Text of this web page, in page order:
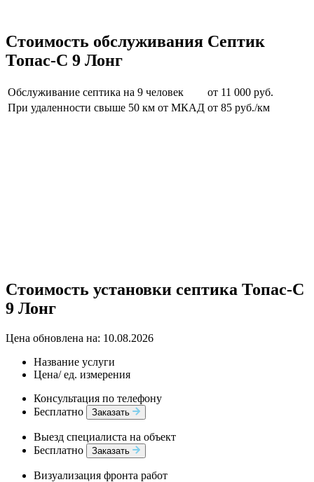
Стоимость обслуживания Септик
Топас-С 9 Лонг
Обслуживание септика на 9 человек
от 11 000 руб.
При удаленности свыше 50 км от МКАД от 85 руб./км
Стоимость установки септика Топас-С
9 Лонг
Цена обновлена на: 10.08.2026
Название услуги
Цена/ ед. измерения
Консультация по телефону
Бесплатно
Заказать
Выезд специалиста на объект
Бесплатно
Заказать
Визуализация фронта работ